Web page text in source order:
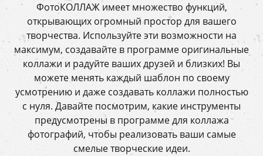
ФотоКОЛЛАЖ имеет множество функций,
открывающих огромный простор для вашего
творчества. Используйте эти возможности на
максимум, создавайте в программе оригинальные
коллажи и радуйте ваших друзей и близких! Вы
можете менять каждый шаблон по своему
усмотрению и даже создавать коллажи полностью
с нуля. Давайте посмотрим, какие инструменты
предусмотрены в программе для коллажа
фотографий, чтобы реализовать ваши самые
смелые творческие идеи.